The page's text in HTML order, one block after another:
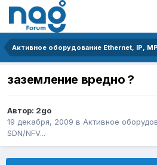
заземление вредно ?
Автор: 2go
19 декабря, 2009 в Активное
SDN/NFV...